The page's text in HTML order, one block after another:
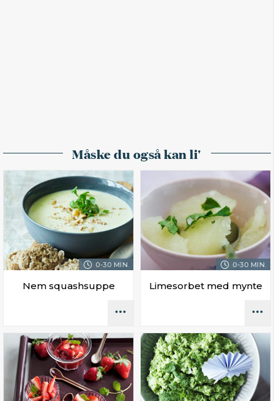
Måske du også kan li'
0-30 MIN.
Nem squashsuppe
0-30 MIN.
Limesorbet med mynte